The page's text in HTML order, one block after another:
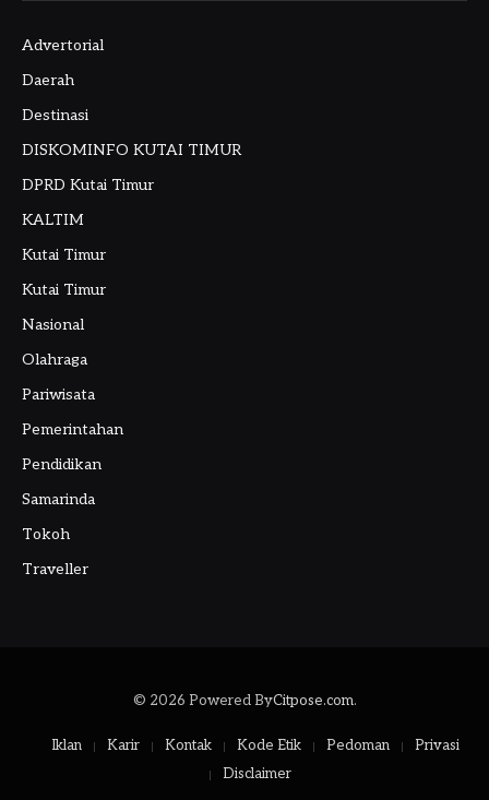
Advertorial
Daerah
Destinasi
DISKOMINFO KUTAI TIMUR
DPRD Kutai Timur
KALTIM
Kutai Timur
Kutai Timur
Nasional
Olahraga
Pariwisata
Pemerintahan
Pendidikan
Samarinda
Tokoh
Traveller
© 2026 Powered ByCitpose.com.
Iklan Karir Kontak Kode Etik Pedoman
Privasi
Disclaimer